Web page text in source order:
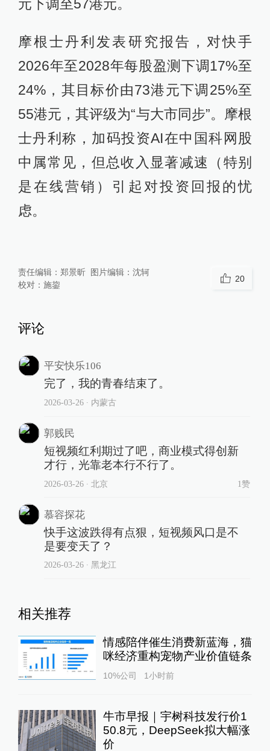
元下调至57港元。
摩根士丹利发表研究报告，对快手
2026年至2028年每股盈测下调17%至
24%，其目标价由73港元下调25%至
55港元，其评级为“与大市同步”。摩根
士丹利称，加码投资AI在中国科网股
中属常见，但总收入显著减速（特别
是在线营销）引起对投资回报的忧
虑。
责任编辑： 郑景昕 图片编辑： 沈轲
校对： 施鋆
20
评论
平安快乐106
完了，我的青春结束了。
2026-03-26∙ 内蒙古
郭贱民
短视频红利期过了吧，商业模式得创新
才行，光靠老本行不行了。
2026-03-26∙ 北京 1赞
慕容探花
快手这波跌得有点狠，短视频风口是不
是要变天了？
2026-03-26∙ 黑龙江
相关推荐
情感陪伴催生消费新蓝海，猫
咪经济重构宠物产业价值链条
10%公司 1小时前
牛市早报｜宇树科技发行价1
50.8元，DeepSeek拟大幅涨
价